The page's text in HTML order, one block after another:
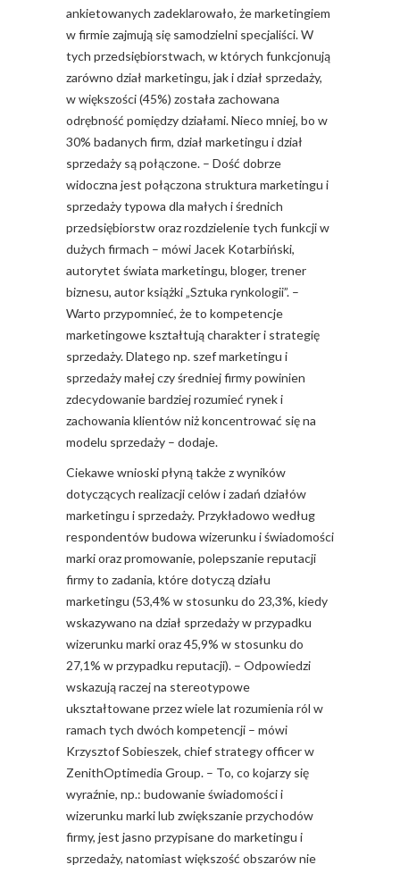
ankietowanych zadeklarowało, że marketingiem
w firmie zajmują się samodzielni specjaliści. W
tych przedsiębiorstwach, w których funkcjonują
zarówno dział marketingu, jak i dział sprzedaży,
w większości (45%) została zachowana
odrębność pomiędzy działami. Nieco mniej, bo w
30% badanych firm, dział marketingu i dział
sprzedaży są połączone. – Dość dobrze
widoczna jest połączona struktura marketingu i
sprzedaży typowa dla małych i średnich
przedsiębiorstw oraz rozdzielenie tych funkcji w
dużych firmach – mówi Jacek Kotarbiński,
autorytet świata marketingu, bloger, trener
biznesu, autor książki „Sztuka rynkologii”. –
Warto przypomnieć, że to kompetencje
marketingowe kształtują charakter i strategię
sprzedaży. Dlatego np. szef marketingu i
sprzedaży małej czy średniej firmy powinien
zdecydowanie bardziej rozumieć rynek i
zachowania klientów niż koncentrować się na
modelu sprzedaży – dodaje.
Ciekawe wnioski płyną także z wyników
dotyczących realizacji celów i zadań działów
marketingu i sprzedaży. Przykładowo według
respondentów budowa wizerunku i świadomości
marki oraz promowanie, polepszanie reputacji
firmy to zadania, które dotyczą działu
marketingu (53,4% w stosunku do 23,3%, kiedy
wskazywano na dział sprzedaży w przypadku
wizerunku marki oraz 45,9% w stosunku do
27,1% w przypadku reputacji). – Odpowiedzi
wskazują raczej na stereotypowe
ukształtowane przez wiele lat rozumienia ról w
ramach tych dwóch kompetencji – mówi
Krzysztof Sobieszek, chief strategy officer w
ZenithOptimedia Group. – To, co kojarzy się
wyraźnie, np.: budowanie świadomości i
wizerunku marki lub zwiększanie przychodów
firmy, jest jasno przypisane do marketingu i
sprzedaży, natomiast większość obszarów nie